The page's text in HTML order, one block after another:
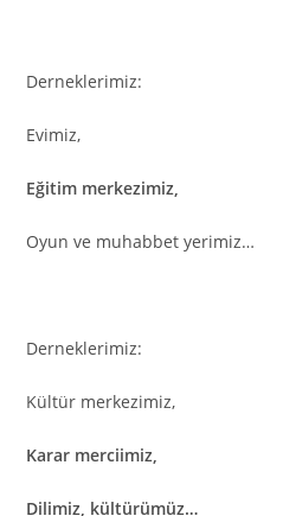
Derneklerimiz:
Evimiz,
Eğitim merkezimiz,
Oyun ve muhabbet yerimiz…
Derneklerimiz:
Kültür merkezimiz,
Karar merciimiz,
Dilimiz, kültürümüz…